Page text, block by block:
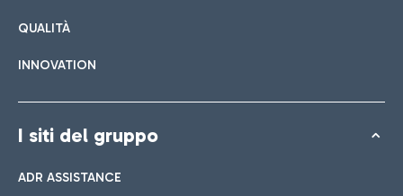
QUALITÀ
INNOVATION
I siti del gruppo
ADR ASSISTANCE